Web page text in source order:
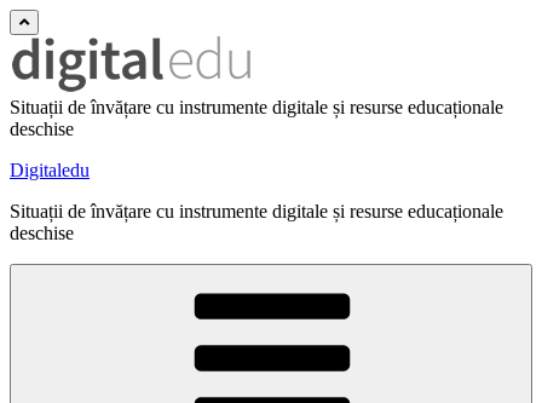
Situații de învățare cu instrumente digitale și resurse educaționale
deschise
Digitaledu
Situații de învățare cu instrumente digitale și resurse educaționale
deschise